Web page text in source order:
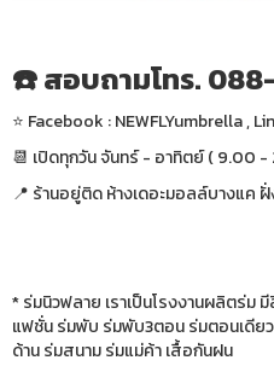
☎️ สอบถามโทร.
⭐️ Facebook : NEWFLYumbrella ,
📆 เปิดทุกวัน จันทร์ - อาทิตย์ ( 9.00
📍 ร้านอยู่ติด ห้างเดอะมอลล์บางแค
* ร่มนิวฟลาย เราเป็นโรงงานผลิตร่ม
แฟชั่น ร่มพับ ร่มพับ3ตอน ร่มตอนเดีย
ด้าน ร่มสนาม ร่มแม่ค้า เสื้อกันฝน